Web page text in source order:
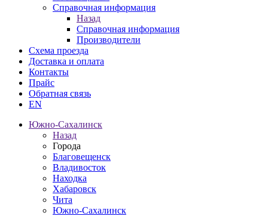
Справочная информация
Назад
Справочная информация
Производители
Схема проезда
Доставка и оплата
Контакты
Прайс
Обратная связь
EN
Южно-Сахалинск
Назад
Города
Благовещенск
Владивосток
Находка
Хабаровск
Чита
Южно-Сахалинск